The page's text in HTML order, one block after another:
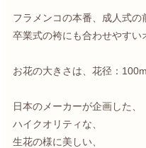
フラメンコの本番、成人式の
卒業式の袴にも合わせやすい
お花の大きさは、花径：
日本のメーカーが企画した、
ハイクオリティな、
生花の様に美しい、